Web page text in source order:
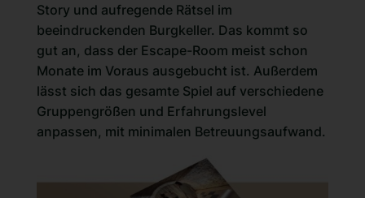
Story und aufregende Rätsel im
beeindruckenden Burgkeller. Das kommt so
gut an, dass der Escape-Room meist schon
Monate im Voraus ausgebucht ist. Außerdem
lässt sich das gesamte Spiel auf verschiedene
Gruppengrößen und Erfahrungslevel
anpassen, mit minimalen Betreuungsaufwand.